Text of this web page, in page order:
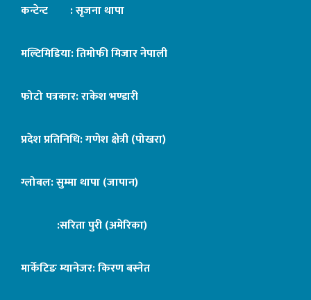
कन्टेन्ट : सृजना थापा
मल्टिमिडिया: तिमोफी मिजार नेपाली
फोटो पत्रकार: राकेश भण्डारी
प्रदेश प्रतिनिधि: गणेश क्षेत्री (पोखरा)
ग्लोबल: सुम्मा थापा (जापान)
:सरिता पुरी (अमेरिका)
मार्केटिङ म्यानेजर: किरण बस्नेत